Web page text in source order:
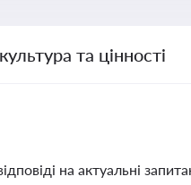
та цінності
на актуальні